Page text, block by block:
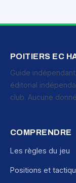
POITIERS EC
Guide
éditorial
club. Aucune
COMPRENDRE
Les règles du jeu
Positions et